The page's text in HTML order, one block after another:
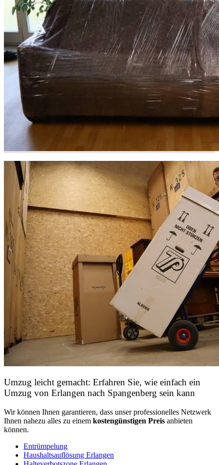
Umzug leicht gemacht: Erfahren Sie, wie einfach ein
Umzug von Erlangen nach Spangenberg sein kann
Wir können Ihnen garantieren, dass unser professionelles Netzwerk
Ihnen nahezu alles zu einem kostengünstigen Preis anbieten
können.
Entrümpelung
Haushaltsauflösung Erlangen